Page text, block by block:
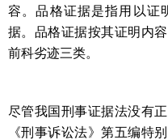
容。品格证据是指用以证
据。 品格证据按其证明内
前科劣迹三类。
尽管我国刑事证据法没有
《刑事诉讼法》第五编特